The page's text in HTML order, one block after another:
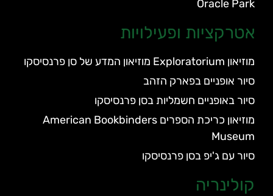
Oracle Park
אטרקציות ופעילויות
מוזיאון Exploratorium מוזיאון המדע של סן פרנסיסקו
סיור אופניים בפארק הזהב
סיור באופניים חשמליות בסן פרנסיסקו
מוזיאון כריכת הספרים American Bookbinders
Museum
סיור עם ג'יפ בסן פרנסיסקו
קולינריה